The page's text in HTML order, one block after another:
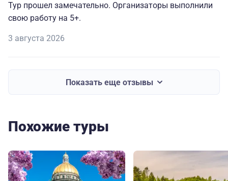
Тур прошел замечательно. Организаторы выполнили
свою работу на 5+.
3 августа 2026
Показать еще отзывы
Похожие туры